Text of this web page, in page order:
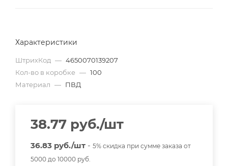
Характеристики
ШтрихКод — 4650070139207
Кол-во в коробке — 100
Материал — ПВД
38.77 руб./шт
36.83 руб./шт - 5% скидка при сумме заказа от
5000 до 10000 руб.